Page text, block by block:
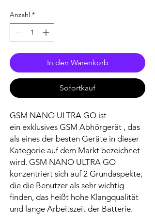
Anzahl *
In den Warenkorb
Sofortkauf
GSM NANO ULTRA GO ist
ein exklusives GSM Abhörgerät , das
als eines der besten Geräte in dieser
Kategorie auf dem Markt bezeichnet
wird. GSM NANO ULTRA GO
konzentriert sich auf 2 Grundaspekte,
die die Benutzer als sehr wichtig
finden, das heißt hohe Klangqualität
und lange Arbeitszeit der Batterie.